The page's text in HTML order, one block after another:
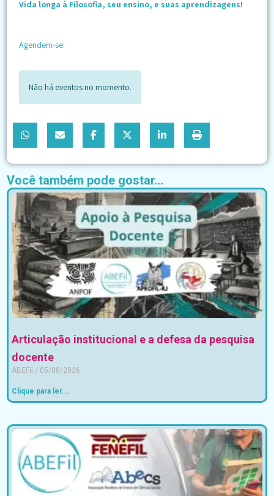
Vida longa à Filosofia, seu ensino, e suas aprendizagens!
Agendem-se:
Não há eventos no momento.
Você também pode gostar...
Articulação institucional e a defesa da pesquisa
docente
ABEFil 05/08/2026
Clique para ler...